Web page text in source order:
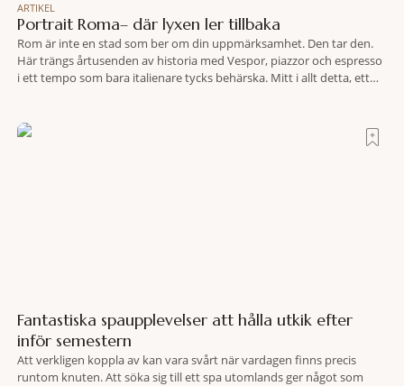
ARTIKEL
Portrait Roma– där lyxen ler tillbaka
Rom är inte en stad som ber om din uppmärksamhet. Den tar den.
Här trängs årtusenden av historia med Vespor, piazzor och espresso
i ett tempo som bara italienare tycks behärska. Mitt i allt detta, ett
Fantastiska spaupplevelser att hålla utkik efter
inför semestern
Att verkligen koppla av kan vara svårt när vardagen finns precis
runtom knuten. Att söka sig till ett spa utomlands ger något som